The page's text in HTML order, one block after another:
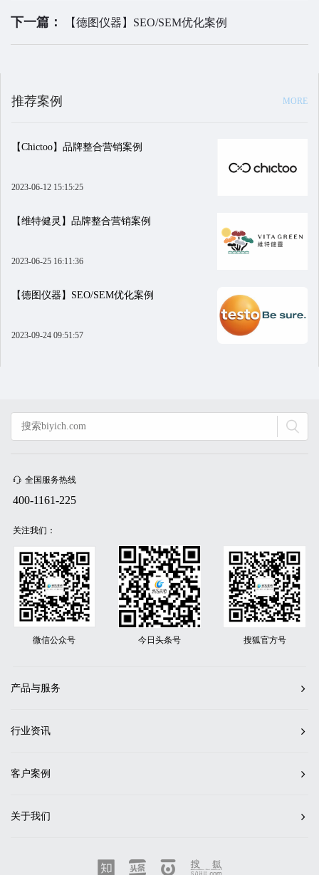
下一篇： 【德图仪器】SEO/SEM优化案例
推荐案例 MORE
【Chictoo】品牌整合营销案例
2023-06-12 15:15:25
【维特健灵】品牌整合营销案例
2023-06-25 16:11:36
【德图仪器】SEO/SEM优化案例
2023-09-24 09:51:57
全国服务热线
400-1161-225
关注我们：
微信公众号 今日头条号 搜狐官方号
产品与服务
行业资讯
客户案例
关于我们